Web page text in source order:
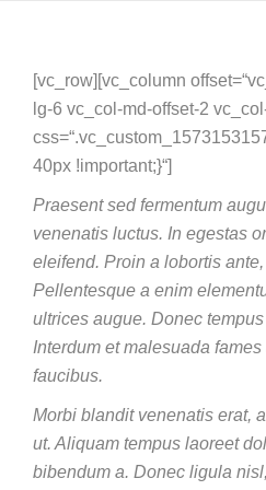
[vc_row][vc_column
lg-6 vc_col-md-offset-2
40px !important;}“]
Praesent sed fermentum
venenatis luctus. In egestas
eleifend. Proin a lobortis
Pellentesque a enim
ultrices augue. Donec
Interdum et malesuada
faucibus.
Morbi blandit venenatis erat,
ut. Aliquam tempus laoreet
bibendum a. Donec ligula